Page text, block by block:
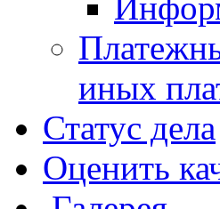
иных
Статус дела
Оценить